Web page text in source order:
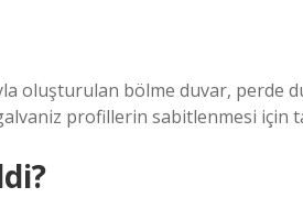
oluşturulan bölme duvar, perde
profillerin sabitlenmesi için